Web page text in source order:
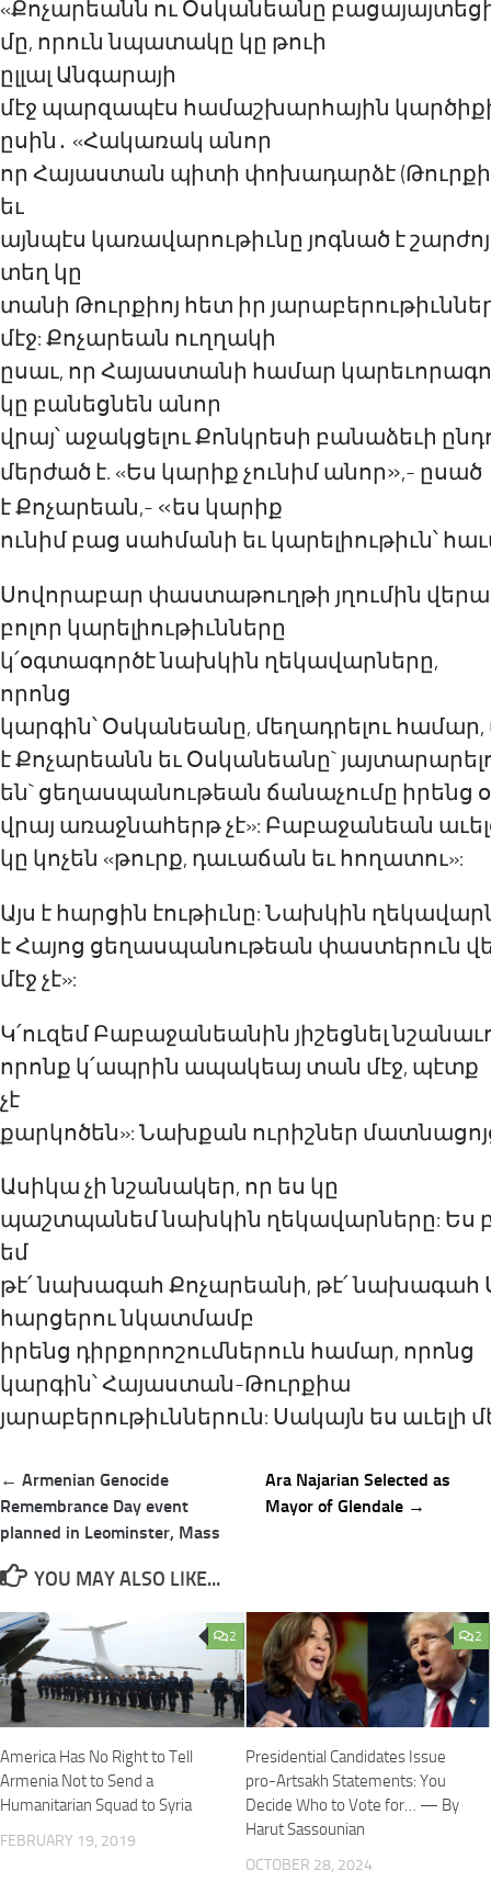
«Քոչարեանն ու Օսկանեանը
մը, որուն նպատակը կը թուի
ըլլալ Անգարայի
մէջ պարզապէս համաշխարհային կարծիքի
ըսին ․ «Հակառակ անոր
որ Հայաստան պիտի փոխադարձէ (Թուրքի
եւ
այնպէս կառավարութիւնը յոգնած է
տեղ կը
տանի Թուրքիոյ հետ իր
մէջ: Քոչարեան ուղղակի
ըսաւ, որ Հայաստանի համար
կը բանեցնեն անոր
վրայ՝ աջակցելուՔոնկրեսի բանաձեւի
մերժած է. «Ես կարիք չունիմ անոր»,- ըսած
է Քոչարեան,- «ես կարիք
ունիմ բաց սահման ի եւ կարելիութիւն՝
Սովորաբար փաստաթուղթի յղումին
բոլոր կարելիութիւնները
կ՛օգտագործէնախկին ղեկավարները,
որոնց
կարգին՝ Օսկանեանը, մեղադրելու համար,
էՔոչարեանն եւ Օսկանեանը`
են` ցեղասպանութեան ճանաչումը իրենց
վրայ առաջնահերթ չէ»: Բաբաջանեան
կը կոչեն «թուրք, դաւաճան եւ հողատու»:
Այս է հարցին էութիւնը: Նախկին
էՀայոց ցեղասպանութեան փաստերուն
մէջ չէ»:
Կ՛ուզեմ Բաբաջանեանին յիշեցնել
որոնք կ՛ապրին ապակեայ տան մէջ, պէտք
չէ
քարկոծեն»: Նախքան ուրիշներ
Ասիկա չի նշանակեր, որ ես կը
պաշտպանեմնախկին ղեկավարները: Ես
եմ
թէ՛ նախագահ Քոչարեանի, թէ՛ նախագահ
հարցերու նկատմամբ
իրենց դիրքորոշումներուն համար, որոնց
կարգին՝Հայաստան-Թուրքիա
յարաբերութիւններուն: Սակայն ես աւելի
Post
navigation
← Armenian Genocide
Remembrance Day event
planned in Leominster, Mass
Ara Najarian Selected as
Mayor of Glendale →
YOU MAY ALSO LIKE...
2
America Has No Right to Tell
Armenia Not to Send a
Humanitarian Squad to Syria
FEBRUARY 19, 2019
2
Presidential Candidates Issue
pro-Artsakh Statements: You
Decide Who to Vote for… — By
Harut Sassounian
OCTOBER 28, 2024